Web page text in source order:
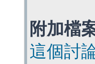
附加檔
這個討